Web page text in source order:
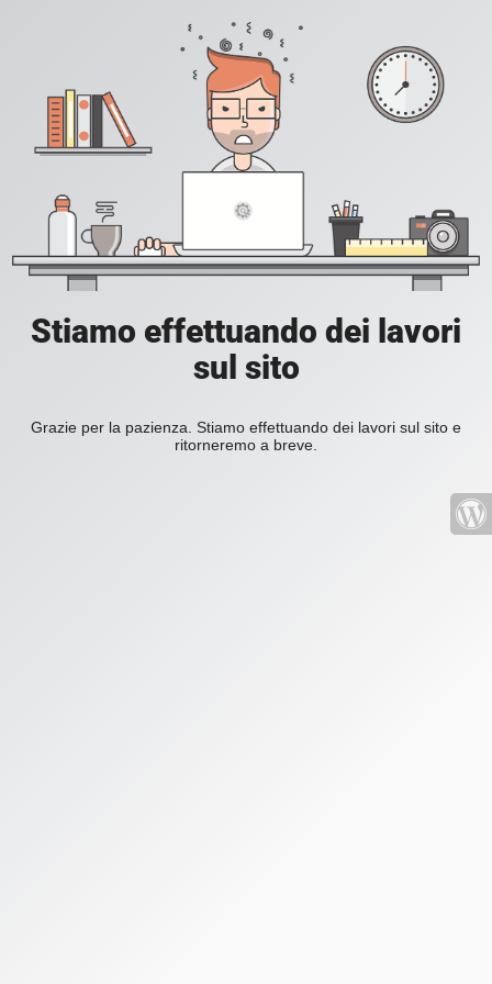
Stiamo effettuando dei lavori
sul sito
Grazie per la pazienza. Stiamo effettuando dei lavori sul sito e
ritorneremo a breve.